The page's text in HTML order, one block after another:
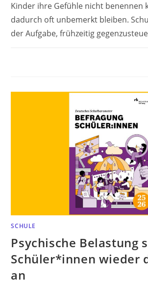
Kinder ihre Gefühle nicht benennen
dadurch oft unbemerkt bleiben.
der Aufgabe, frühzeitig
SCHULE
Psychische Belastung
Schüler*innen wieder
an